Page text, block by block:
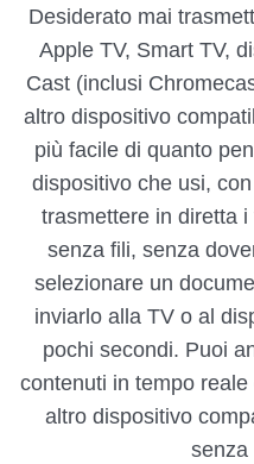
Desiderato mai
Apple TV, Smart TV,
Cast (inclusi
altro dispositivo
più facile di quanto
dispositivo che usi,
trasmettere in diretta
senza fili, senza
selezionare un
inviarlo alla TV o al
pochi secondi. Puoi
contenuti in tempo
altro dispositivo
senza